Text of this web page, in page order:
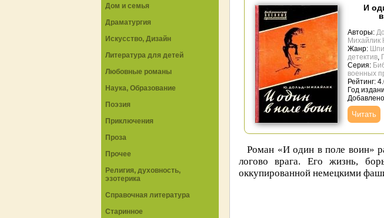
И
Авторы:
Михайлик
Жанр:
детектив,
Серия:
военных
Рейтинг:
Год
Читать
Роман «И один в поле воин»
логово врага. Его жизнь,
оккупированной немецкими
Дом и семья
Драматургия
Искусство, Дизайн
Литература для детей
Любовные романы
Наука, Образование
Поэзия
Приключения
Проза
Прочее
Религия, духовность,
эзотерика
Справочная литература
Старинное